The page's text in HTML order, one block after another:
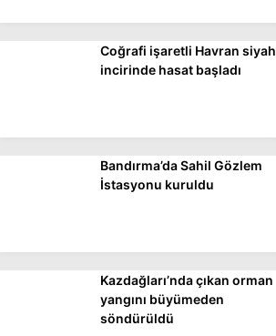
GÜNDEM
DÜNYA
EKONOMİ
SPOR
Coğrafi işaretli Havran siyah
incirinde hasat başladı
Bandırma’da Sahil Gözlem
İstasyonu kuruldu
Kazdağları’nda çıkan orman
yangını büyümeden
söndürüldü